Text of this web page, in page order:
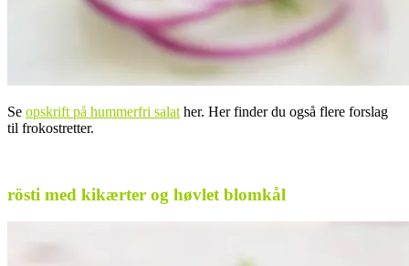
Se opskrift på hummerfri salat her. Her finder du også flere forslag
til frokostretter.
rösti med kikærter og høvlet blomkål